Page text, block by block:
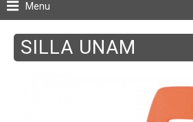
Menu
SILLA UNAM